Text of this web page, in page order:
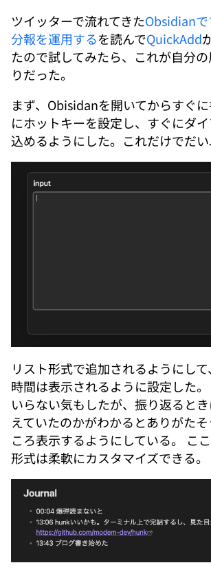
ツイッターで流れてきたObsidian
分報を運用するを読んでQuickAdd
たので試してみたら、これが自分
りだった。
まず、Obisidanを開いてからすぐ
にホットキーを設定し、すぐにダ
込めるようにした。これだけでだい
リスト形式で追加されるようにし
時間は表示されるように設定した
いらない気もしたが、振り返ると
えていたのかがわかるとありがた
ころ表示するようにしている。 こ
形式は柔軟にカスタマイズできる。